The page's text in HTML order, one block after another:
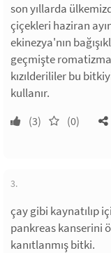
son yıllarda
çiçekleri haziran
ekinezya'nın
geçmişte
kızılderililer bu
kullanır.
(3) (0)
3.
çay gibi kaynatılıp
pankreas kanserini
kanıtlanmış bitki.